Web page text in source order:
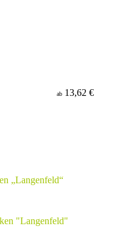
ab 13,62 €
„Langenfeld“